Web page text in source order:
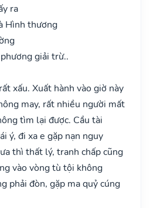
ra
Hình thương
giải trừ..
xấu. Xuất hành vào giờ này
may, rất nhiều người mất
tìm lại được. Cầu tài
ý, đi xa e gặp nạn nguy
thì thất lý, tranh chấp cũng
vào vòng tù tội không
phải đòn, gặp ma quỷ cúng